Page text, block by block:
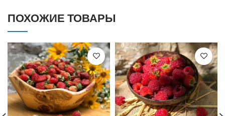
ПОХОЖИЕ ТОВАРЫ